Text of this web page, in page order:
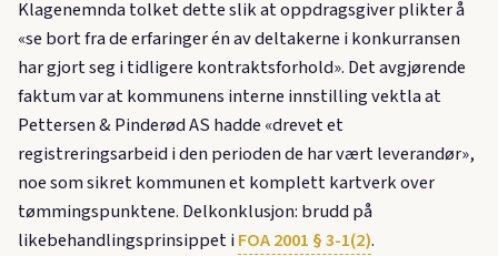
Klagenemnda tolket dette slik at oppdragsgiver plikter å
«se bort fra de erfaringer én av deltakerne i konkurransen
har gjort seg i tidligere kontraktsforhold». Det avgjørende
faktum var at kommunens interne innstilling vektla at
Pettersen & Pinderød AS hadde «drevet et
registreringsarbeid i den perioden de har vært leverandør»,
noe som sikret kommunen et komplett kartverk over
tømmingspunktene. Delkonklusjon: brudd på
likebehandlingsprinsippet iFOA 2001 § 3-1(2).